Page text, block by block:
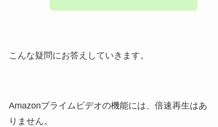
こんな疑問にお答えしていきます。
Amazonプライムビデオの機能には、倍速再生はあ
りません。